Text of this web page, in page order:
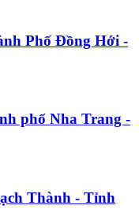
Phố Đồng Hới -
phố Nha Trang -
Thành - Tỉnh